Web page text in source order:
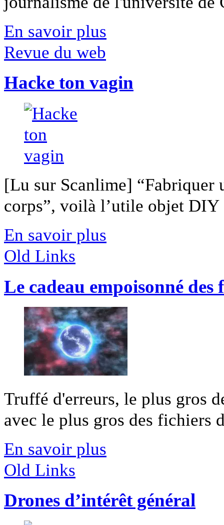
En savoir plus
Revue du web
Hacke ton vagin
[Lu sur Scanlime] “Fabriquer
corps”, voilà l’utile objet
En savoir plus
Old Links
Le cadeau empoisonné
Truffé d'erreurs, le plus gros
avec le plus gros des fichiers
En savoir plus
Old Links
Drones d’intérêt général